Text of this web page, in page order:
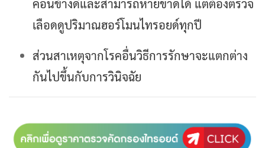
ค่อนข้างดีและสามารถหายขาดได้ แต่ต้องตรวจ
เลือดดูปริมาณฮอร์โมนไทรอยด์ทุกปี
ส่วนสาเหตุจากโรคอื่นวิธีการรักษาจะแตกต่าง
กันไปขึ้นกับการวินิจฉัย